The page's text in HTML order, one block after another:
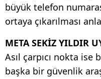
büyük telefon
ortaya çıkarılması
META SEKİZ YILDIR
Asıl çarpıcı nokta ise
başka bir güvenlik